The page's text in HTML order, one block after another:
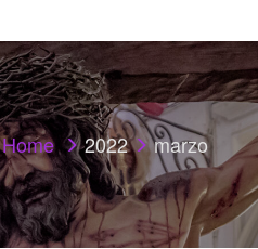
Home 2022 marzo